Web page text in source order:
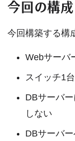
今回の構
今回構築する構
Webサーバ
スイッチ1台
DBサーバ
しない
DBサーバ